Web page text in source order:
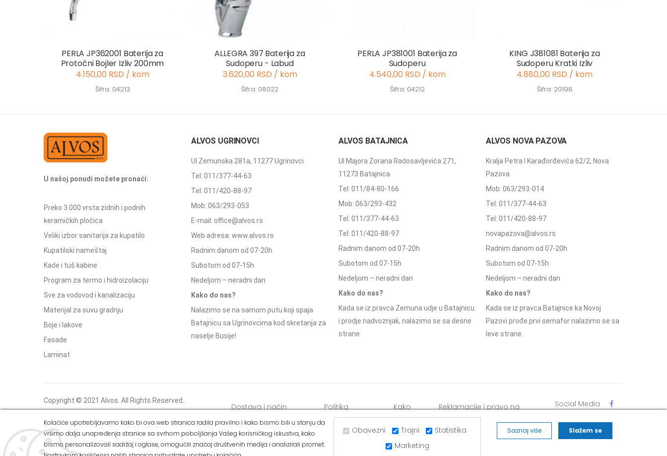
PERLA JP362001 Baterija za
Protočni Bojler Izliv 200mm
4.150,00 RSD / kom
Šifra: 04213
ALLEGRA 397 Baterija za
Sudoperu - Labud
3.620,00 RSD / kom
Šifra: 08022
PERLA JP381001 Baterija za
Sudoperu
4.540,00 RSD / kom
Šifra: 04212
KING J381081 Baterija za
Sudoperu Kratki Izliv
4.880,00 RSD / kom
Šifra: 20198
U našoj ponudi možete pronaći:
Preko 3.000 vrsta zidnih i podnih
keramičkih pločica
Veliki izbor sanitarija za kupatilo
Kupatilski nameštaj
Kade i tuš kabine
Program za termo i hidroizolaciju
Sve za vodovod i kanalizaciju
Materijal za suvu gradnju
Boje i lakove
Fasade
Laminat
ALVOS UGRINOVCI
Ul Zemunska 281a, 11277 Ugrinovci
Tel: 011/377-44-63
Tel: 011/420-88-97
Mob: 063/293-053
E-mail: office@alvos.rs
Web adresa: www.alvos.rs
Radnim danom od 07-20h
Subotom od 07-15h
Nedeljom – neradni dan
Kako do nas?
Nalazimo se na samom putu koji spaja
Batajnicu sa Ugrinovcima kod skretanja za
naselje Busije!
ALVOS BATAJNICA
Ul Majora Zorana Radosavljevića 271,
11273 Batajnica
Tel: 011/84-80-166
Mob: 063/293-432
Tel: 011/377-44-63
Tel: 011/420-88-97
Radnim danom od 07-20h
Subotom od 07-15h
Nedeljom – neradni dan
Kako do nas?
Kada se iz pravca Zemuna udje u Batajnicu
i prodje nadvoznjak, nalazimo se sa desne
strane.
ALVOS NOVA PAZOVA
Kralja Petra I Karađorđevića 62/2, Nova
Pazova
Mob: 063/293-014
Tel: 011/377-44-63
Tel: 011/420-88-97
novapazova@alvos.rs
Radnim danom od 07-20h
Subotom od 07-15h
Nedeljom – neradni dan
Kako do nas?
Kada se iz pravca Batajnice ka Novoj
Pazovi prođe prvi semafor nalazimo se sa
leve strane.
Copyright © 2021 Alvos. All Rights Reserved.
Izrada internet prodavnice i SEO - Web Business
Solutions
Dostava i način
plaćanja
Politika
privatnosti
Kako
kupiti
Reklamacije i pravo na
odustajanje
Social Media
Kolačiće upotrebljavamo kako bi ova web stranica radila pravilno i kako bismo bili u stanju da
vršimo dalja unapređenja stranice sa svrhom poboljšanja Vašeg korisničkog iskustva, kako
bismo personalizovali sadržaj i oglase, omogućili značaj društvenih medija i analizirali promet.
Obavezni Trajni
Statistika
Marketing
Saznaj više Slažem se